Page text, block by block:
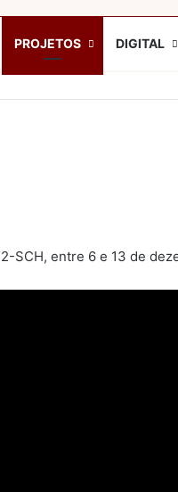
PROJETOS DIGITAL
SCH, entre 6 e 13 de